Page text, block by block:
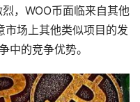
，WOO币面临来自其他
市场上其他类似项目的发
中的竞争优势。